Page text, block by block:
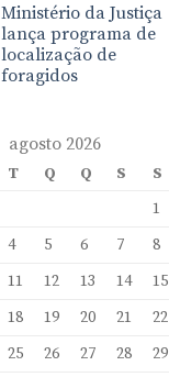
Ministério da Justiça
lança programa de
localização de
foragidos
agosto 2026
T Q Q S
S
1
4 5 6 7
8
11 12 13 14
15
18 19 20 21
22
25 26 27 28
29